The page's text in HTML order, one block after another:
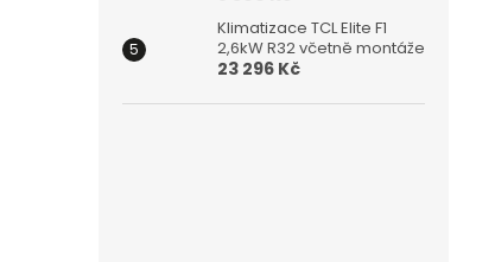
Klimatizace TCL Elite F1
2,6kW R32 včetně montáže
23 296 Kč